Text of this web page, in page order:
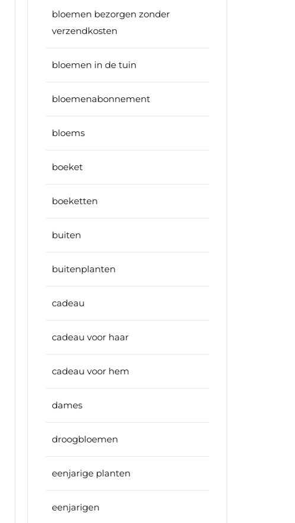
bloemen bezorgen zonder
verzendkosten
bloemen in de tuin
bloemenabonnement
bloems
boeket
boeketten
buiten
buitenplanten
cadeau
cadeau voor haar
cadeau voor hem
dames
droogbloemen
eenjarige planten
eenjarigen